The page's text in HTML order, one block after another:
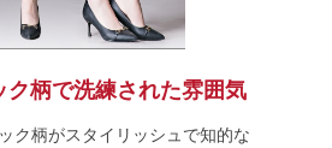
ク柄で洗練された雰囲気
ク柄がスタイリッシュで知的な